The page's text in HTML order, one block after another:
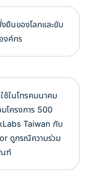
งยืนของโลกและขับ
งค์กร
ช้ในโทรคมนาคม
มโครงการ 500
Taiwan กับ
ดูกรณีความร่วม
ณฑ์